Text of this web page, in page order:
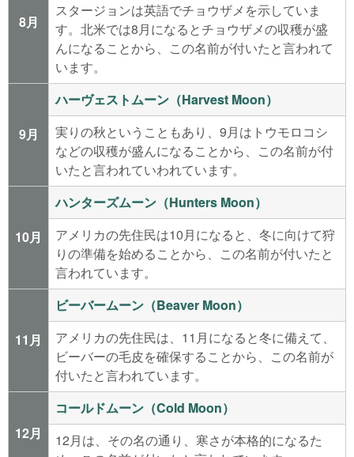
8月
スタージョンは英語でチョウザメを示していま
す。北米では8月になるとチョウザメの収穫が盛
んになることから、この名前が付いたと言われて
います。
9月
ハーヴェストムーン（Harvest Moon）
実りの秋ということもあり、9月はトウモロコシ
などの収穫が盛んになることから、この名前が付
いたと言われていわれています。
10月
ハンターズムーン（Hunters Moon）
アメリカの先住民は10月になると、冬に向けて狩
りの準備を始めることから、この名前が付いたと
言われています。
11月
ビーバームーン（Beaver Moon）
アメリカの先住民は、11月になると冬に備えて、
ビーバーの毛皮を確保することから、この名前が
付いたと言われています。
12月
コールドムーン（Cold Moon）
12月は、その名の通り、寒さが本格的になるた